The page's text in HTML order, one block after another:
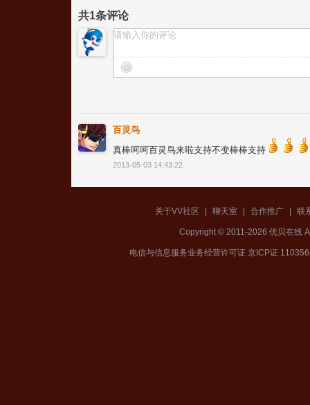
共1条评论
百灵鸟
真棒呵呵百灵鸟来啦支持不变棒棒支持
2013-05-03 14:43:22
关于VV社区 聊天室 合作推广 联
Copyright © 2011-2026 优贝在线
电信与信息服务业务经营许可证 京ICP证